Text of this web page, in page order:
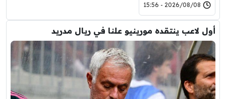
2026/08/08 - 15:56
أول لاعب ينتقده مورينيو علنا في ريال مدريد